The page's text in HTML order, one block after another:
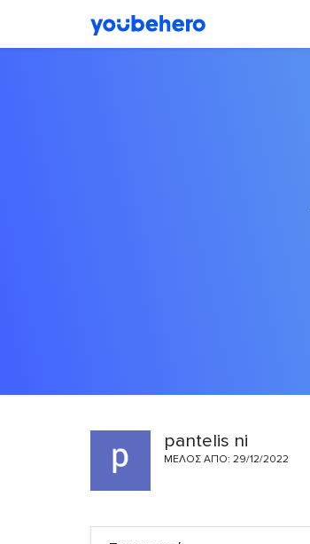
pantelis ni
ΜΈΛΟΣ ΑΠΌ: 29/12/2022